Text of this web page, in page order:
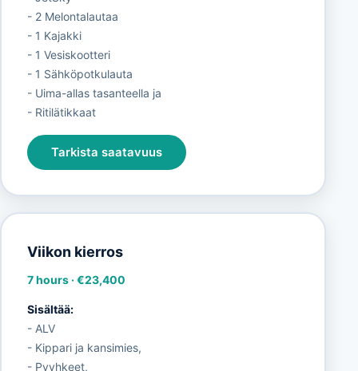
- 2 Melontalautaa
- 1 Kajakki
- 1 Vesiskootteri
- 1 Sähköpotkulauta
- Uima-allas tasanteella ja
- Ritilätikkaat
Tarkista saatavuus
Viikon kierros
7 hours·€23,400
Sisältää:
- ALV
- Kippari ja kansimies,
- Pyyhkeet,